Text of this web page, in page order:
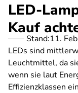
LED-
Kauf
Stand:11.
LEDs sind
Leuchtmittel, da
wenn sie laut
Effizienzklassen